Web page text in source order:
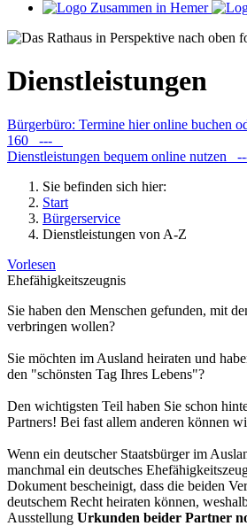
Dienstleistungen
Bürgerbüro: Termine hier online buchen
160 ---
Dienstleistungen bequem online nutzen
Sie befinden sich hier:
Start
Bürgerservice
Dienstleistungen von A-Z
Vorlesen
Ehefähigkeitszeugnis
Sie haben den Menschen gefunden, mit
verbringen wollen?
Sie möchten im Ausland heiraten und
den "schönsten Tag Ihres Lebens"?
Den wichtigsten Teil haben Sie schon
Partners! Bei fast allem anderen können
Wenn ein deutscher Staatsbürger im
manchmal ein deutsches
Dokument bescheinigt, dass die beiden
deutschem Recht heiraten können,
Ausstellung Urkunden beider Partner